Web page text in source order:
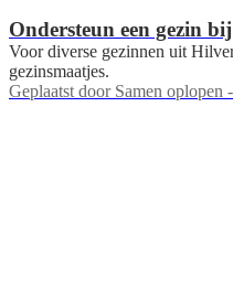
Ondersteun een gezin
Voor diverse gezinnen uit
gezinsmaatjes.
Geplaatst door Samen oplopen